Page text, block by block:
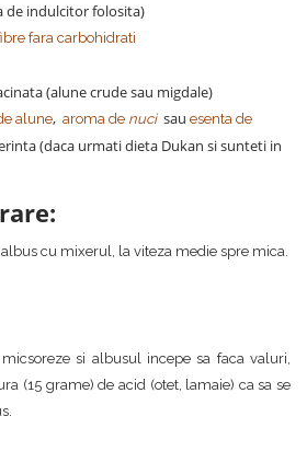
de indulcitor folosita)
fara carbohidrati
(alune crude sau migdale)
alune, aroma de nuci sau esenta de
(daca urmati dieta Dukan si sunteti in
cu mixerul, la viteza medie spre mica.
si albusul incepe sa faca valuri,
(15 grame) de acid (otet, lamaie) ca sa se